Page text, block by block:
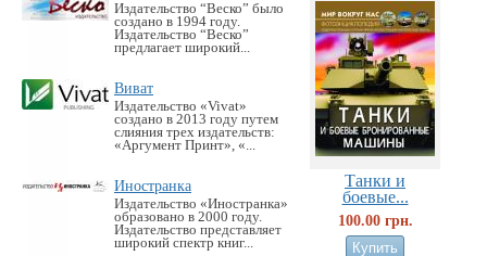
Издательство “Веско” было
создано в 1994 году.
Издательство “Веско”
предлагает широкий...
Виват
Издательство «Vivat»
создано в 2013 году путем
слияния трех издательств:
«Аргумент Принт», «...
Иностранка
Издательство «Иностранка»
образовано в 2000 году.
Издательство представляет
широкий спектр книг...
Танки и
боевые...
100.00 грн.